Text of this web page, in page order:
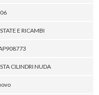
E RICAMBI
CILINDRI NUDA